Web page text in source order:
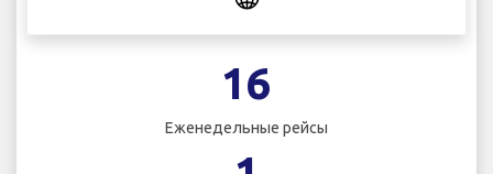
16
Еженедельные рейсы